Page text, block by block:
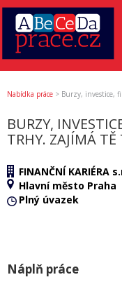
Nabídka práce > Burzy, investice,
BURZY,
TRHY. ZAJÍMÁ TĚ
FINANČNÍ KARIÉRA
Hlavní město Praha
Plný úvazek
Náplň práce